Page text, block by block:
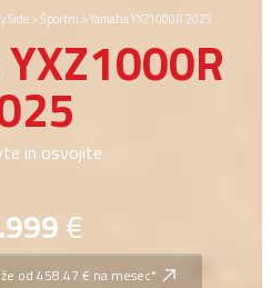
Side>Športni >Yamaha YXZ1000R 2025
YXZ1000R
in osvojite
€
od 458.47 € na mesec*